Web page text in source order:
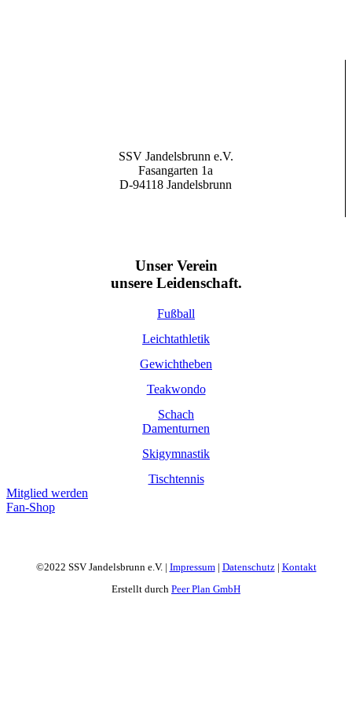
SSV Jandelsbrunn e.V.
Fasangarten 1a
D-94118 Jandelsbrunn
Unser Verein
unsere Leidenschaft.
Fußball
Leichtathletik
Gewichtheben
Teakwondo
Schach
Damenturnen
Skigymnastik
Tischtennis
Mitglied werden
Fan-Shop
©2022 SSV Jandelsbrunn e.V. | Impressum| Datenschutz| Kontakt
Erstellt durch Peer Plan GmbH